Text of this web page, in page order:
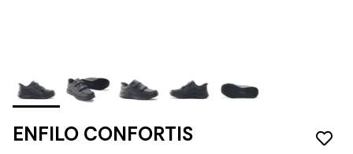
ENFILO CONFORTIS